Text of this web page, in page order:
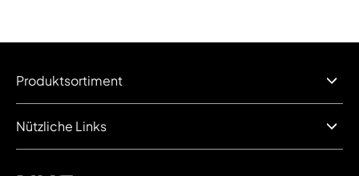
Produktsortiment
Nützliche Links